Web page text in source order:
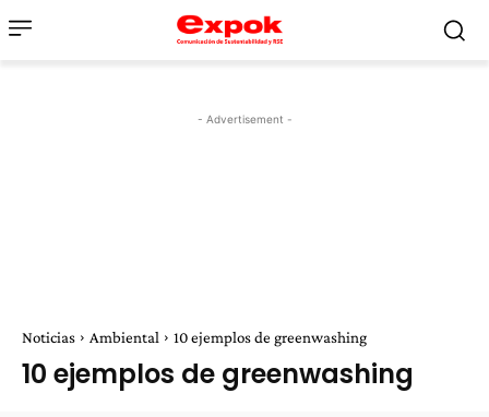
- Advertisement -
Noticias Ambiental 10 ejemplos de greenwashing
10 ejemplos de greenwashing